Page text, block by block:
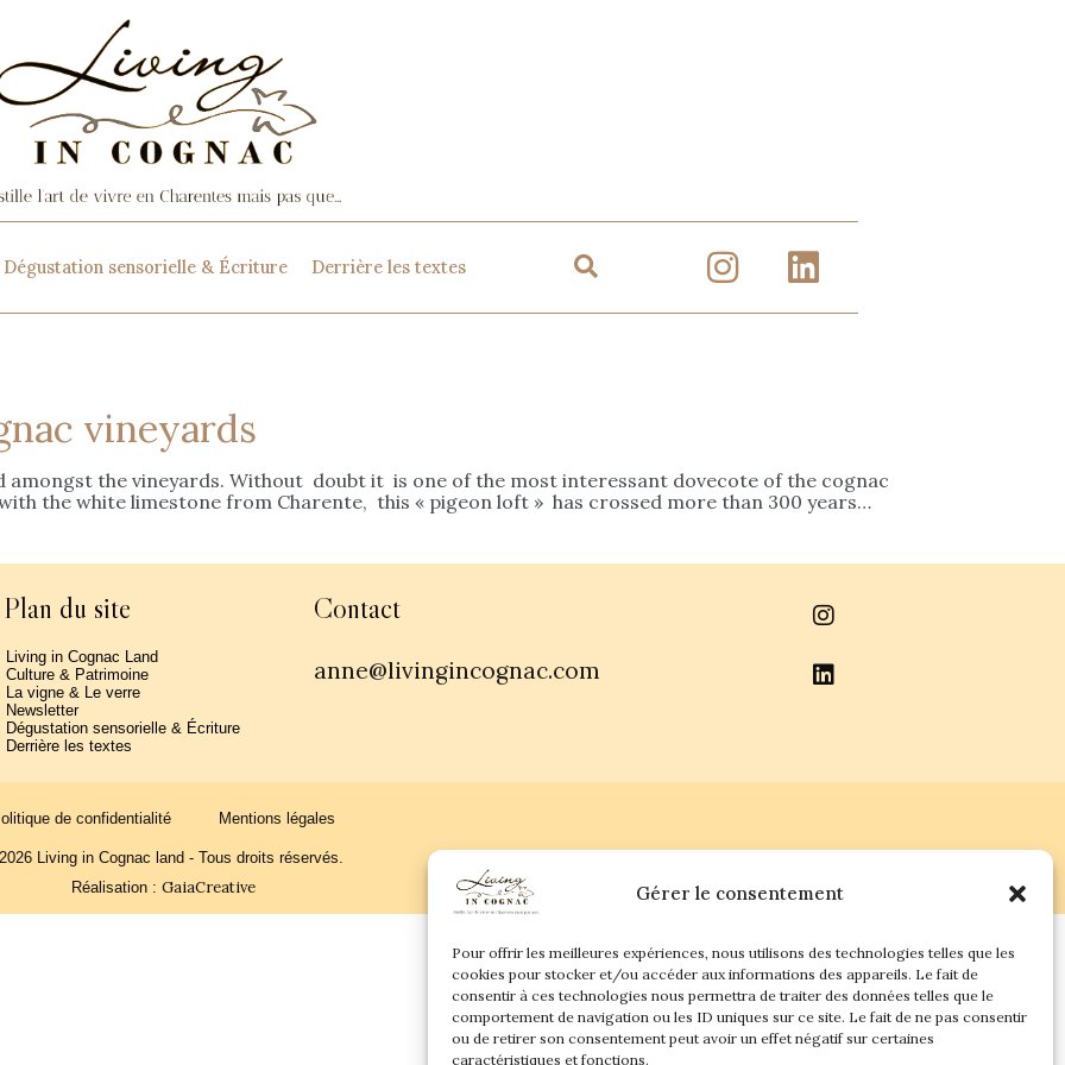
Gérer le consentement
Pour offrir les meilleures expériences, nous utilisons des technologies telles que les
cookies pour stocker et/ou accéder aux informations des appareils. Le fait de
consentir à ces technologies nous permettra de traiter des données telles que le
comportement de navigation ou les ID uniques sur ce site. Le fait de ne pas consentir
ou de retirer son consentement peut avoir un effet négatif sur certaines
caractéristiques et fonctions.
Dégustation sensorielle & Écriture Derrière les textes
vineyards
amongst the vineyards. Without doubt it is one of the most interessant dovecote of the cognac
the white limestone from Charente, this « pigeon loft » has crossed more than 300 years…
Plan du site
Living in Cognac Land
Culture & Patrimoine
La vigne & Le verre
Newsletter
Dégustation sensorielle & Écriture
Derrière les textes
Contact
anne@livingincognac.com
de confidentialité Mentions légales
Living in Cognac land - Tous droits réservés.
Réalisation : GaiaCreative